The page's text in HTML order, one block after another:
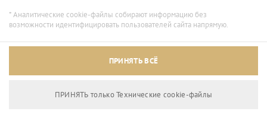
* Аналитические cookie-файлы собирают информацию без
возможности идентифицировать пользователей сайта напрямую.
ПРИНЯТЬ ВСЁ
ПРИНЯТЬ только Технические сookie-файлы